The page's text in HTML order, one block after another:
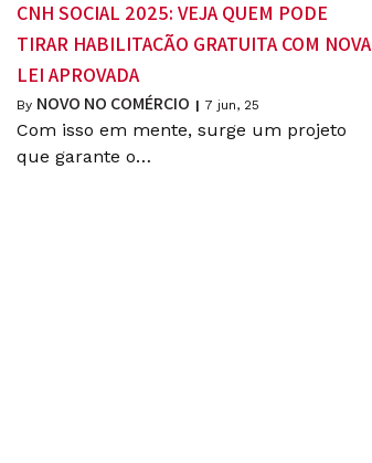
CNH SOCIAL 2025: VEJA QUEM PODE
TIRAR HABILITAÇÃO GRATUITA COM NOVA
LEI APROVADA
By NOVO NO COMÉRCIO | 7 jun, 25
Com isso em mente, surge um projeto
que garante o…